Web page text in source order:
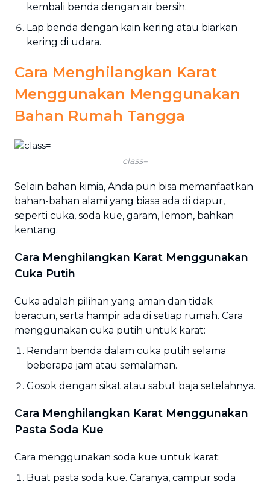
kembali benda dengan air bersih.
Lap benda dengan kain kering atau biarkan
kering di udara.
Cara Menghilangkan Karat
Menggunakan Menggunakan
Bahan Rumah Tangga
class=
Selain bahan kimia, Anda pun bisa memanfaatkan
bahan-bahan alami yang biasa ada di dapur,
seperti cuka, soda kue, garam, lemon, bahkan
kentang.
Cara Menghilangkan Karat Menggunakan
Cuka Putih
Cuka adalah pilihan yang aman dan tidak
beracun, serta hampir ada di setiap rumah. Cara
menggunakan cuka putih untuk karat:
Rendam benda dalam cuka putih selama
beberapa jam atau semalaman.
Gosok dengan sikat atau sabut baja setelahnya.
Cara Menghilangkan Karat Menggunakan
Pasta Soda Kue
Cara menggunakan soda kue untuk karat:
Buat pasta soda kue. Caranya, campur soda